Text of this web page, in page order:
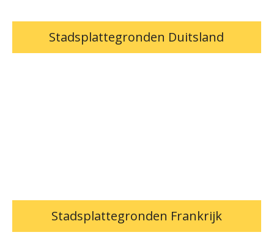
Stadsplattegronden Duitsland
Stadsplattegronden Frankrijk